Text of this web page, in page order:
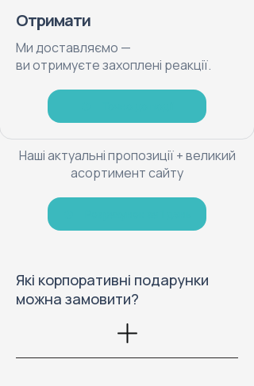
Отримати
Ми доставляємо —
ви отримуєте захоплені реакції.
Наші актуальні пропозиції + великий
асортимент сайту
Які корпоративні подарунки
можна замовити?